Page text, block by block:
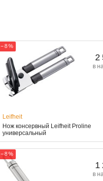
− 8 %
2
в
Leifheit
Нож консервный Leifheit Proline
универсальный
− 8 %
1
в